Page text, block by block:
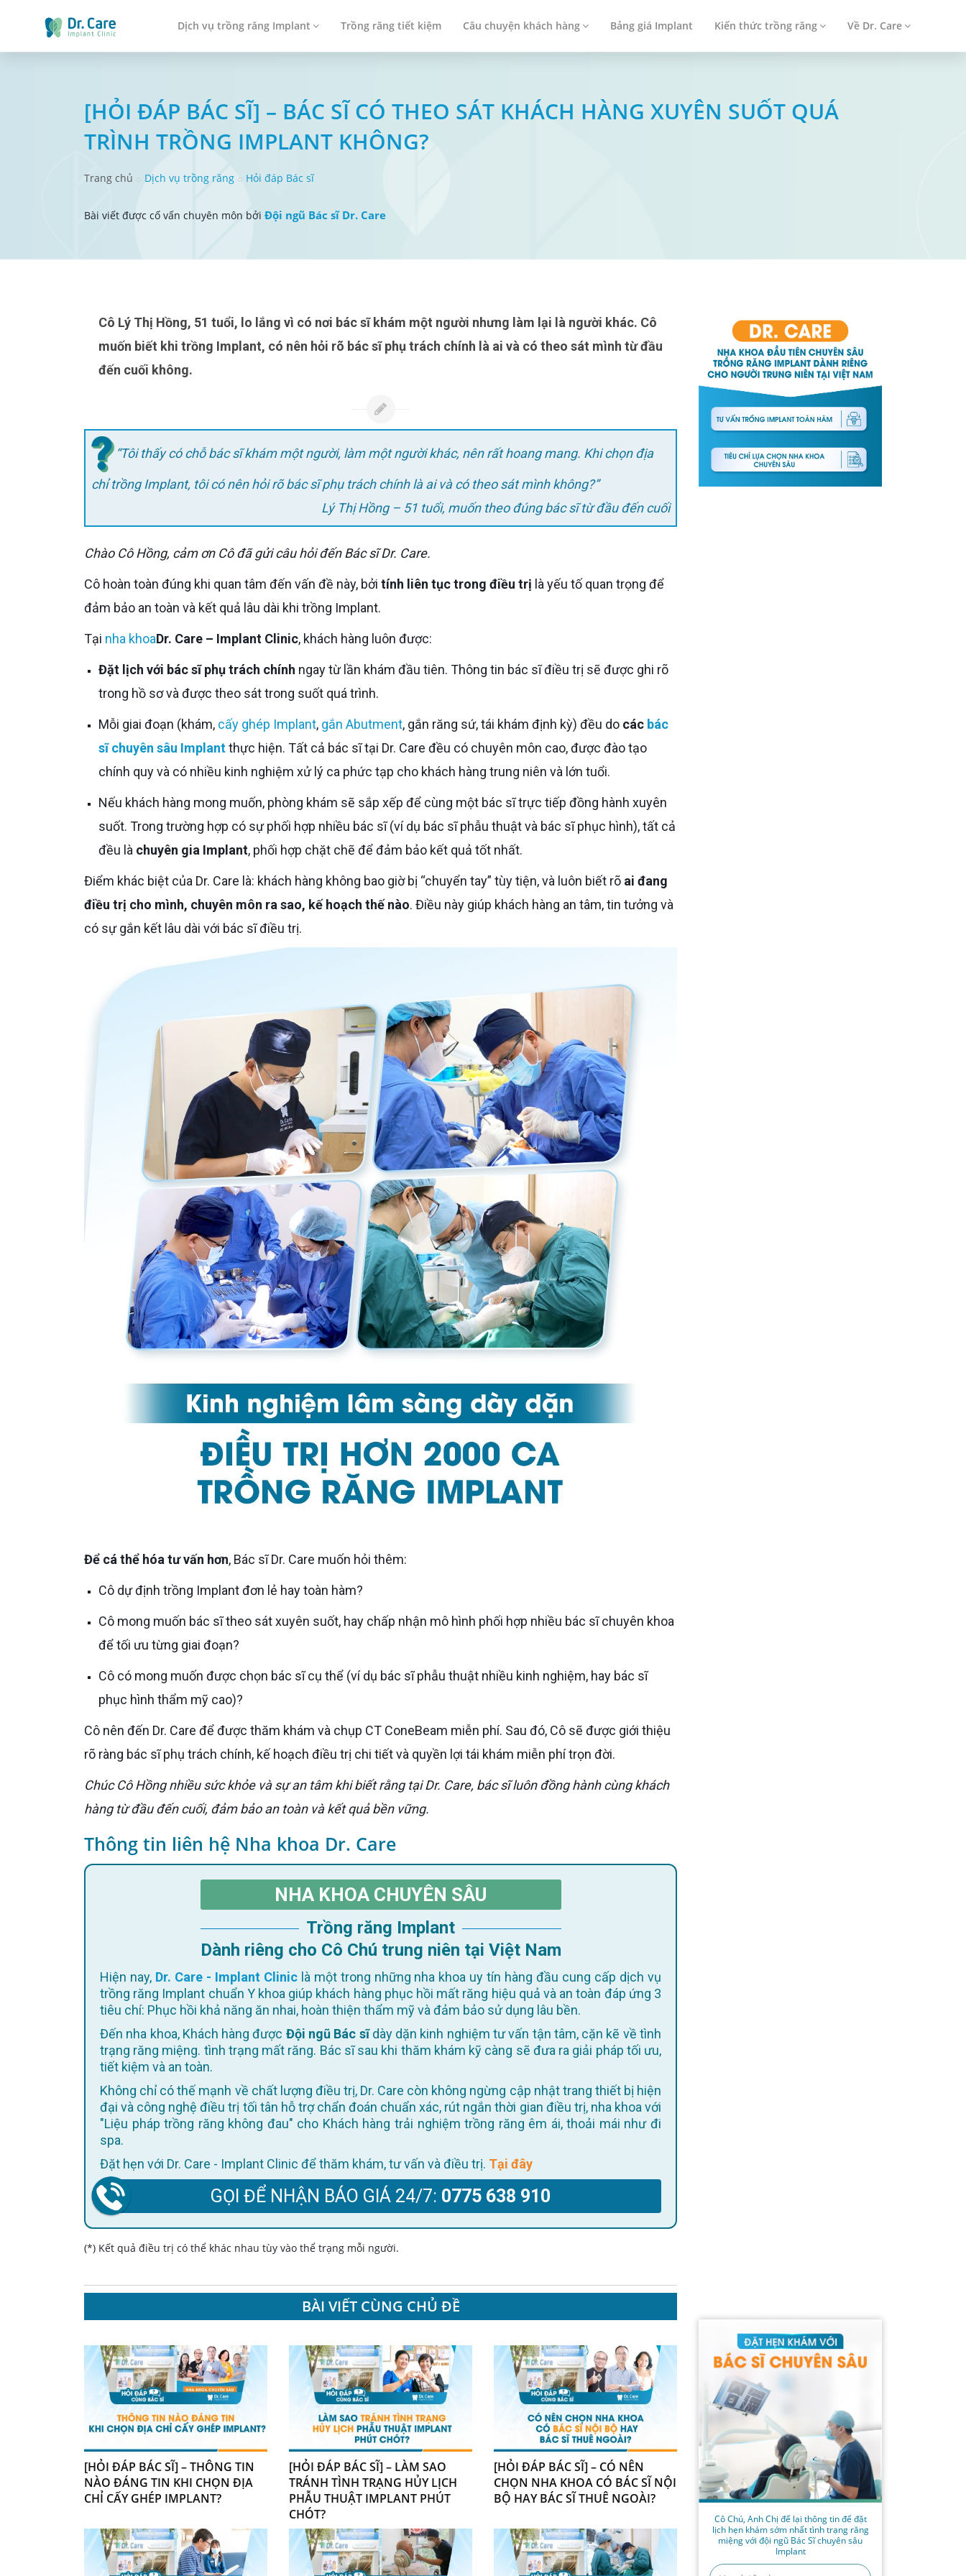
Dịch vụ trồng răng Implant Trồng răng tiết kiệm Câu chuyện khách hàng Bảng giá Implant Kiến thức trồng răng Về Dr. Care
[HỎI ĐÁP BÁC SĨ] – BÁC SĨ CÓ THEO SÁT KHÁCH HÀNG XUYÊN SUỐT QUÁ
TRÌNH TRỒNG IMPLANT KHÔNG?
Trang chủ Dịch vụ trồng răng Hỏi đáp Bác sĩ
Bài viết được cố vấn chuyên môn bởi Đội ngũ Bác sĩ Dr. Care
Cô Lý Thị Hồng, 51 tuổi, lo lắng vì có nơi bác sĩ khám một người nhưng làm lại là người khác. Cô
muốn biết khi trồng Implant, có nên hỏi rõ bác sĩ phụ trách chính là ai và có theo sát mình từ đầu
đến cuối không.
“Tôi thấy có chỗ bác sĩ khám một người, làm một người khác, nên rất hoang mang. Khi chọn địa
chỉ trồng Implant, tôi có nên hỏi rõ bác sĩ phụ trách chính là ai và có theo sát mình không?”
Lý Thị Hồng – 51 tuổi, muốn theo đúng bác sĩ từ đầu đến cuối
Chào Cô Hồng, cảm ơn Cô đã gửi câu hỏi đến Bác sĩ Dr. Care.
Cô hoàn toàn đúng khi quan tâm đến vấn đề này, bởi tính liên tục trong điều trị là yếu tố quan trọng để
đảm bảo an toàn và kết quả lâu dài khi trồng Implant.
Tại nha khoaDr. Care – Implant Clinic, khách hàng luôn được:
Đặt lịch với bác sĩ phụ trách chính ngay từ lần khám đầu tiên. Thông tin bác sĩ điều trị sẽ được ghi rõ
trong hồ sơ và được theo sát trong suốt quá trình.
Mỗi giai đoạn (khám, cấy ghép Implant, gắn Abutment, gắn răng sứ, tái khám định kỳ) đều do các bác
sĩ chuyên sâu Implantthực hiện. Tất cả bác sĩ tại Dr. Care đều có chuyên môn cao, được đào tạo
chính quy và có nhiều kinh nghiệm xử lý ca phức tạp cho khách hàng trung niên và lớn tuổi.
Nếu khách hàng mong muốn, phòng khám sẽ sắp xếp để cùng một bác sĩ trực tiếp đồng hành xuyên
suốt. Trong trường hợp có sự phối hợp nhiều bác sĩ (ví dụ bác sĩ phẫu thuật và bác sĩ phục hình), tất cả
đều là chuyên gia Implant, phối hợp chặt chẽ để đảm bảo kết quả tốt nhất.
Điểm khác biệt của Dr. Care là: khách hàng không bao giờ bị “chuyển tay” tùy tiện, và luôn biết rõ ai đang
điều trị cho mình, chuyên môn ra sao, kế hoạch thế nào. Điều này giúp khách hàng an tâm, tin tưởng và
có sự gắn kết lâu dài với bác sĩ điều trị.
Để cá thể hóa tư vấn hơn, Bác sĩ Dr. Care muốn hỏi thêm:
Cô dự định trồng Implant đơn lẻ hay toàn hàm?
Cô mong muốn bác sĩ theo sát xuyên suốt, hay chấp nhận mô hình phối hợp nhiều bác sĩ chuyên khoa
để tối ưu từng giai đoạn?
Cô có mong muốn được chọn bác sĩ cụ thể (ví dụ bác sĩ phẫu thuật nhiều kinh nghiệm, hay bác sĩ
phục hình thẩm mỹ cao)?
Cô nên đến Dr. Care để được thăm khám và chụp CT ConeBeam miễn phí. Sau đó, Cô sẽ được giới thiệu
rõ ràng bác sĩ phụ trách chính, kế hoạch điều trị chi tiết và quyền lợi tái khám miễn phí trọn đời.
Chúc Cô Hồng nhiều sức khỏe và sự an tâm khi biết rằng tại Dr. Care, bác sĩ luôn đồng hành cùng khách
hàng từ đầu đến cuối, đảm bảo an toàn và kết quả bền vững.
Thông tin liên hệ Nha khoa Dr. Care
NHA KHOA CHUYÊN SÂU
Trồng răng Implant
Dành riêng cho Cô Chú trung niên tại Việt Nam
Hiện nay, Dr. Care - Implant Cliniclà một trong những nha khoa uy tín hàng đầu cung cấp dịch vụ
trồng răng Implant chuẩn Y khoa giúp khách hàng phục hồi mất răng hiệu quả và an toàn đáp ứng 3
tiêu chí: Phục hồi khả năng ăn nhai, hoàn thiện thẩm mỹ và đảm bảo sử dụng lâu bền.
Đến nha khoa, Khách hàng được Đội ngũ Bác sĩdày dặn kinh nghiệm tư vấn tận tâm, cặn kẽ về tình
trạng răng miệng. tình trạng mất răng. Bác sĩ sau khi thăm khám kỹ càng sẽ đưa ra giải pháp tối ưu,
tiết kiệm và an toàn.
Không chỉ có thế mạnh về chất lượng điều trị, Dr. Care còn không ngừng cập nhật trang thiết bị hiện
đại và công nghệ điều trị tối tân hỗ trợ chẩn đoán chuẩn xác, rút ngắn thời gian điều trị, nha khoa với
"Liệu pháp trồng răng không đau" cho Khách hàng trải nghiệm trồng răng êm ái, thoải mái như đi
spa.
Đặt hẹn với Dr. Care - Implant Clinic để thăm khám, tư vấn và điều trị. Tại đây
GỌI ĐỂ NHẬN BÁO GIÁ 24/7: 0775 638 910
(*) Kết quả điều trị có thể khác nhau tùy vào thể trạng mỗi người.
BÀI VIẾT CÙNG CHỦ ĐỀ
[HỎI ĐÁP BÁC SĨ] – THÔNG TIN
NÀO ĐÁNG TIN KHI CHỌN ĐỊA
CHỈ CẤY GHÉP IMPLANT?
[HỎI ĐÁP BÁC SĨ] – LÀM SAO
TRÁNH TÌNH TRẠNG HỦY LỊCH
PHẪU THUẬT IMPLANT PHÚT
CHÓT?
[HỎI ĐÁP BÁC SĨ] – CÓ NÊN
CHỌN NHA KHOA CÓ BÁC SĨ NỘI
BỘ HAY BÁC SĨ THUÊ NGOÀI?
Cô Chú, Anh Chị để lại thông tin để đặt
lịch hẹn khám sớm nhất tình trạng răng
miệng với đội ngũ Bác Sĩ chuyên sâu
Implant